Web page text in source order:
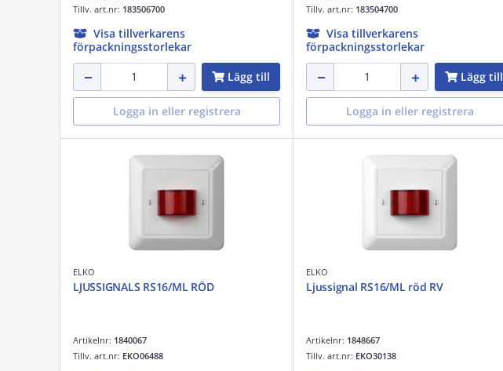
Tillv. art.nr: 183506700
Visa tillverkarens
förpackningsstorlekar
Lägg till
Logga in eller registrera
Tillv. art.nr: 183504700
Visa tillverkarens
förpackningsstorlekar
Lägg till
Logga in eller registrera
ELKO
LJUSSIGNALS RS16/ML RÖD
Artikelnr: 1840067
Tillv. art.nr: EKO06488
ELKO
Ljussignal RS16/ML röd RV
Artikelnr: 1848667
Tillv. art.nr: EKO30138